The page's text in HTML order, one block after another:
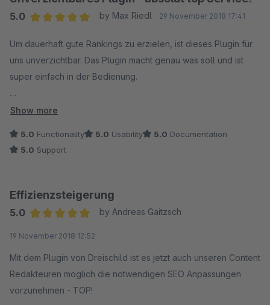
5.0
by Max Riedl 29 November 2018 17:41
Um dauerhaft gute Rankings zu erzielen, ist dieses Plugin für
uns unverzichtbar. Das Plugin macht genau was soll und ist
super einfach in der Bedienung.
Hervorzuheben ist der engagierte und absolut schnelle
gefeilt; das erlebt man nicht alle Tage. Danke!
Show more
5.0 Functionality 5.0 Usability 5.0 Documentation
5.0 Support
Effizienzsteigerung
5.0
by Andreas Gaitzsch
19 November 2018 12:52
Mit dem Plugin von Dreischild ist es jetzt auch unseren Content
Redakteuren möglich die notwendigen SEO Anpassungen
vorzunehmen - TOP!